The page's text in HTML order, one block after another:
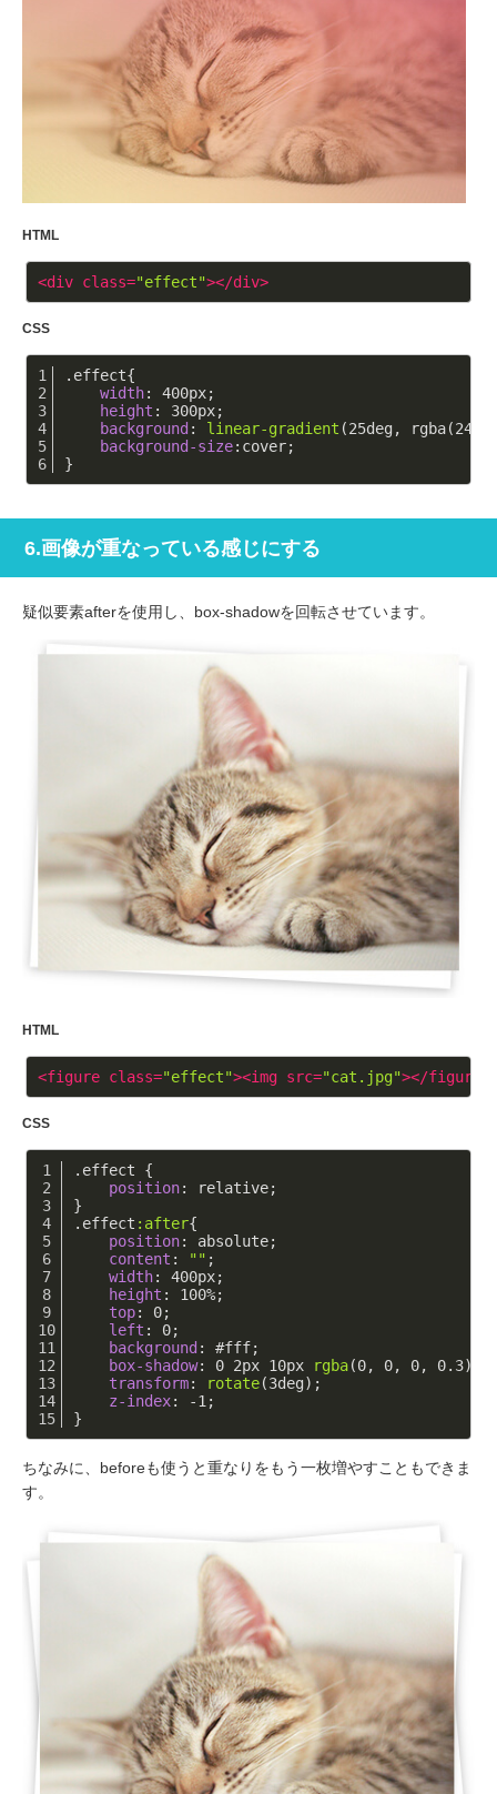
HTML
<div class="effect"></div>
CSS
.effect{
width: 400px;
height : 300px;
background : linear-gradient (25deg,
background-size:cover;
}
6.画像が重なっている感じにする
疑似要素afterを使用し、box-shadowを回転させています。
HTML
<figure class="effect"><img src="cat.jpg"></figure
CSS
.effect {
position: relative;
}
.effect :after{
position: absolute;
content : "" ;
width: 400px;
height : 100%;
top: 0;
left : 0;
background : #fff;
box-shadow: 0 2px 10px rgba(0, 0, 0, 0.3);
transform: rotate(3deg);
z-index: -1 ;
}
ちなみに、beforeも使うと重なりをもう一枚増やすこともできま
す。